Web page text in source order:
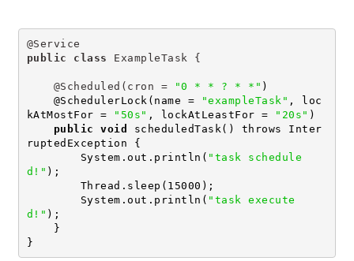
@Service
public
class ExampleTask {
@Scheduled(cron = "0 * * ? * *" )
@SchedulerLock(name =
"exampleTask" , loc
kAtMostFor =
"50s" , lockAtLeastFor = "20s" )
public
void
scheduledTask() throws Inter
ruptedException {
System.out.println( "task schedule
d!" );
Thread.sleep(15000);
System.out.println( "task execute
d!" );
}
}